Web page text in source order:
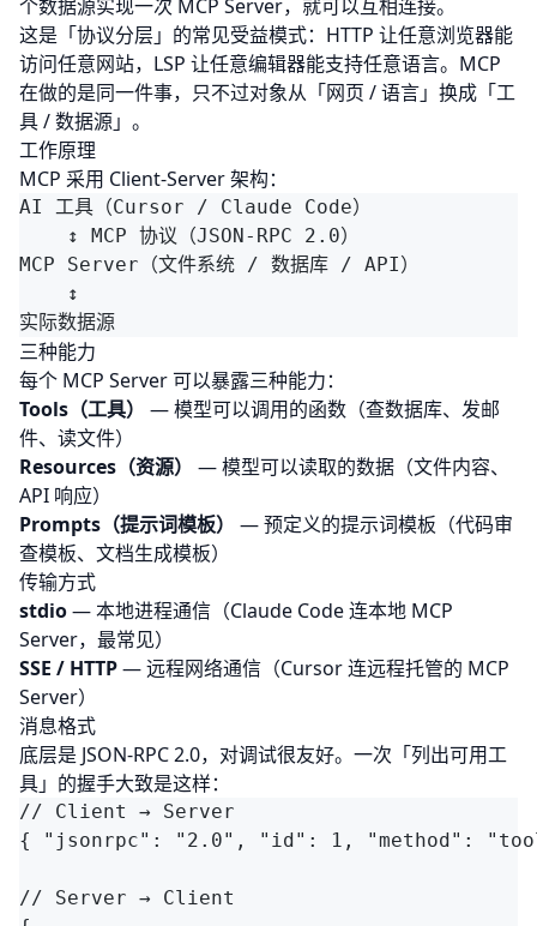
个数据源实现一次 MCP Server，就可以互相连接。
这是「协议分层」的常见受益模式：HTTP 让任意浏览器能
访问任意网站，LSP 让任意编辑器能支持任意语言。MCP
在做的是同一件事，只不过对象从「网页 / 语言」换成「工
具 / 数据源」。
工作原理
MCP 采用 Client-Server 架构：
AI 工具（Cursor / Claude Code）
    ↕ MCP 协议（JSON-RPC 2.0）
MCP Server（文件系统 / 数据库 / API）
    ↕
三种能力
每个 MCP Server 可以暴露三种能力：
Tools（工具）
— 模型可以调用的函数（查数据库、发邮
件、读文件）
Resources（资源）
— 模型可以读取的数据（文件内容、
API 响应）
Prompts（提示词模板）
— 预定义的提示词模板（代码审
查模板、文档生成模板）
传输方式
stdio— 本地进程通信（Claude Code 连本地 MCP
Server，最常见）
SSE / HTTP— 远程网络通信（Cursor 连远程托管的 MCP
Server）
消息格式
底层是 JSON-RPC 2.0，对调试很友好。一次「列出可用工
具」的握手大致是这样：